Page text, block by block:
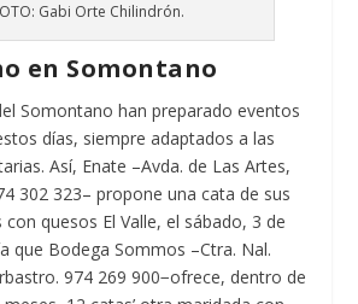
Gabi Orte Chilindrón.
en Somontano
Somontano han preparado eventos
días, siempre adaptados a las
Así, Enate –Avda. de Las Artes,
302 323– propone una cata de sus
quesos El Valle, el sábado, 3 de
que Bodega Sommos –Ctra. Nal.
974 269 900−ofrece, dentro de